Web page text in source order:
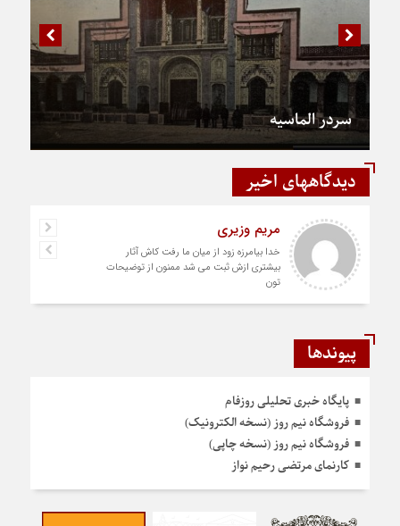
سردر الماسیه
دیدگاههای اخیر
مریم وزیری
خدا بیامرزه زود از میان ما رفت کاش آثار
بیشتری ازش ثبت می شد ممنون از توضیحات
تون
پیوندها
پایگاه خبری تحلیلی روزفام
فروشگاه نیم روز (نسخه الکترونیک)
فروشگاه نیم روز (نسخه چاپی)
کارنمای مرتضی رحیم نواز